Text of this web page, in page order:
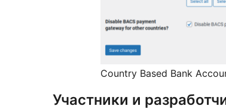
Country Based Bank
Участники и